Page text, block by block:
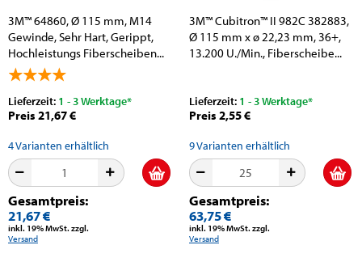
3M™ 64860, Ø 115 mm, M14
Gewinde, Sehr Hart, Gerippt,
Hochleistungs Fiberscheiben...
Lieferzeit: 1 - 3 Werktage*
Preis 21,67 €
4Varianten erhältlich
Gesamtpreis:
21,67 €
inkl. 19% MwSt. zzgl.
Versand
3M™ Cubitron™ II 982C 382883,
Ø 115 mm x ø 22,23 mm, 36+,
13.200 U./Min., Fiberscheibe...
Lieferzeit: 1 - 3 Werktage*
Preis 2,55 €
9Varianten erhältlich
Gesamtpreis:
63,75 €
inkl. 19% MwSt. zzgl.
Versand